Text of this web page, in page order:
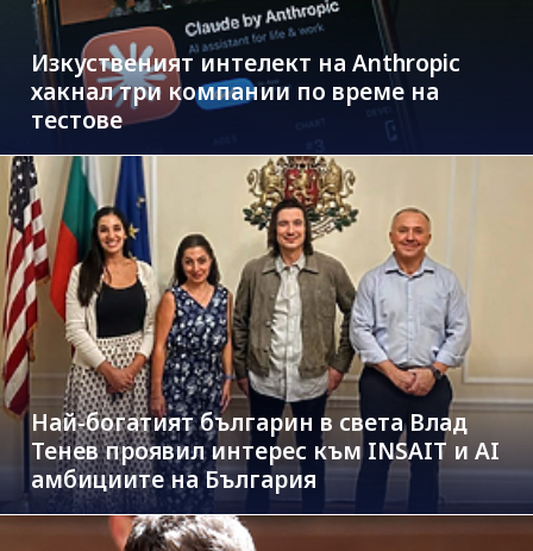
Изкуственият интелект на Anthropic
хакнал три компании по време на
тестове
Най-богатият българин в света Влад
Тенев проявил интерес към INSAIT и AI
амбициите на България